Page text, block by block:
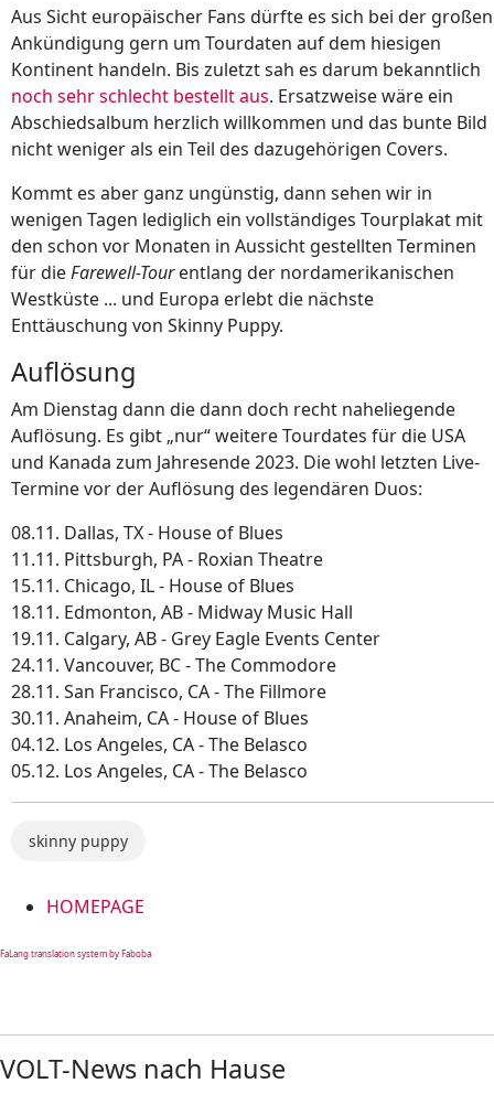
Aus Sicht europäischer Fans dürfte es sich bei der großen
Ankündigung gern um Tourdaten auf dem hiesigen
Kontinent handeln. Bis zuletzt sah es darum bekanntlich
noch sehr schlecht bestellt aus. Ersatzweise wäre ein
Abschiedsalbum herzlich willkommen und das bunte Bild
nicht weniger als ein Teil des dazugehörigen Covers.
Kommt es aber ganz ungünstig, dann sehen wir in
wenigen Tagen lediglich ein vollständiges Tourplakat mit
den schon vor Monaten in Aussicht gestellten Terminen
für dieFarewell-Tourentlang der nordamerikanischen
Westküste ... und Europa erlebt die nächste
Enttäuschung von Skinny Puppy.
Auflösung
Am Dienstag dann die dann doch recht naheliegende
Auflösung. Es gibt „nur“ weitere Tourdates für die USA
und Kanada zum Jahresende 2023. Die wohl letzten Live-
Termine vor der Auflösung des legendären Duos:
08.11. Dallas, TX - House of Blues
11.11. Pittsburgh, PA - Roxian Theatre
15.11. Chicago, IL - House of Blues
18.11. Edmonton, AB - Midway Music Hall
19.11. Calgary, AB - Grey Eagle Events Center
24.11. Vancouver, BC - The Commodore
28.11. San Francisco, CA - The Fillmore
30.11. Anaheim, CA - House of Blues
04.12. Los Angeles, CA - The Belasco
05.12. Los Angeles, CA - The Belasco
skinny puppy
HOMEPAGE
FaLang translation system by Faboba
VOLT-News nach Hause